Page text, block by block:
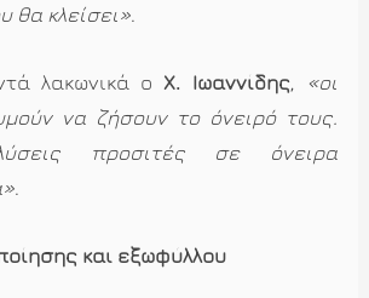
θα κλείσει».
λακωνικά ο Χ. Ιωαννίδης, «οι
να ζήσουν το όνειρό τους.
προσιτές σε όνειρα
.
και εξωφύλλου